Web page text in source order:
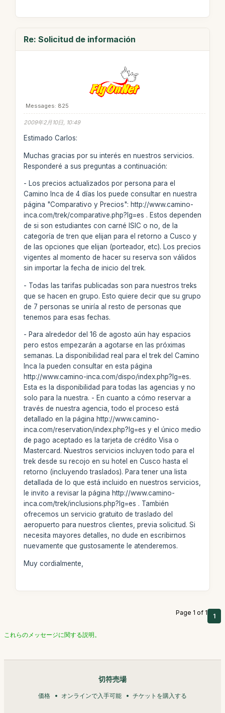
Re: Solicitud de información
Messages: 825
2009年2月10日, 10:49
Estimado Carlos:
Muchas gracias por su interés en nuestros servicios.
Responderé a sus preguntas a continuación:
- Los precios actualizados por persona para el
Camino Inca de 4 días los puede consultar en nuestra
página "Comparativo y Precios": http://www.camino-
inca.com/trek/comparative.php?lg=es . Estos dependen
de si son estudiantes con carné ISIC o no, de la
categoría de tren que elijan para el retorno a Cusco y
de las opciones que elijan (porteador, etc). Los precios
vigentes al momento de hacer su reserva son válidos
sin importar la fecha de inicio del trek.
- Todas las tarifas publicadas son para nuestros treks
que se hacen en grupo. Esto quiere decir que su grupo
de 7 personas se uniría al resto de personas que
tenemos para esas fechas.
- Para alrededor del 16 de agosto aún hay espacios
pero estos empezarán a agotarse en las próximas
semanas. La disponibilidad real para el trek del Camino
Inca la pueden consultar en esta página
http://www.camino-inca.com/dispo/index.php?lg=es.
Esta es la disponibilidad para todas las agencias y no
solo para la nuestra. - En cuanto a cómo reservar a
través de nuestra agencia, todo el proceso está
detallado en la página http://www.camino-
inca.com/reservation/index.php?lg=es y el único medio
de pago aceptado es la tarjeta de crédito Visa o
Mastercard. Nuestros servicios incluyen todo para el
trek desde su recojo en su hotel en Cusco hasta el
retorno (incluyendo traslados). Para tener una lista
detallada de lo que está incluido en nuestros servicios,
le invito a revisar la página http://www.camino-
inca.com/trek/inclusions.php?lg=es . También
ofrecemos un servicio gratuito de traslado del
aeropuerto para nuestros clientes, previa solicitud. Si
necesita mayores detalles, no dude en escribirnos
nuevamente que gustosamente le atenderemos.
Muy cordialmente,
Page 1 of 1 1
これらのメッセージに関する説明。
切符売場
価格 オンラインで入手可能 チケットを購入する